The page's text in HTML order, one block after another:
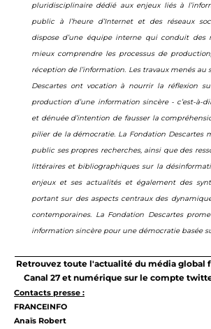
pluridisciplinaire dédié aux enjeux liés à
public à l’heure d’Internet et des réseaux
dispose d’une équipe interne qui conduit des
mieux comprendre les processus de
réception de l’information. Les travaux menés au
Descartes ont vocation à nourrir la réflexion
production d’une information sincère - c’est-à-
et dénuée d’intention de fausser la
pilier de la démocratie. La Fondation Descartes
public ses propres recherches, ainsi que des
littéraires et bibliographiques sur la
enjeux et ses actualités et également des
portant sur des aspects centraux des
contemporaines. La Fondation Descartes
information sincère pour une démocratie basée
Retrouvez toute l'actualité du média global
Canal 27 et numérique sur le compte
Contacts presse :
FRANCEINFO
Anaïs Robert